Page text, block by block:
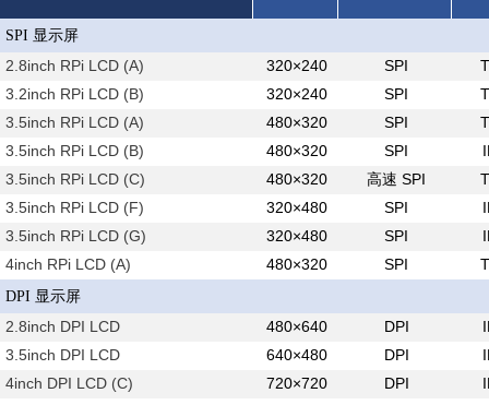
SPI 显示屏
2.8inch RPi LCD (A)
320×240 SPI
3.2inch RPi LCD (B)
320×240 SPI
3.5inch RPi LCD (A)
480×320 SPI
3.5inch RPi LCD (B)
480×320 SPI
3.5inch RPi LCD (C)
480×320 高速 SPI
3.5inch RPi LCD (F)
320×480 SPI
3.5inch RPi LCD (G)
320×480 SPI
4inch RPi LCD (A)
480×320 SPI
DPI 显示屏
2.8inch DPI LCD
480×640 DPI
3.5inch DPI LCD
640×480 DPI
4inch DPI LCD (C)
720×720 DPI